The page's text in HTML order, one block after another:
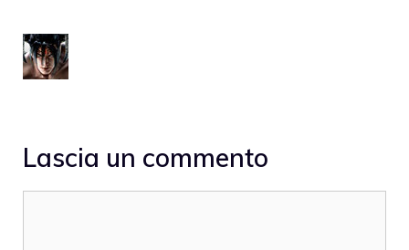
Lascia un commento